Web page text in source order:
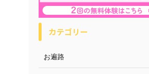
カテゴリー
お遍路